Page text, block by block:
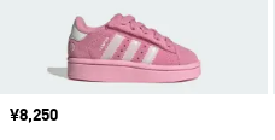
価格
¥8,250